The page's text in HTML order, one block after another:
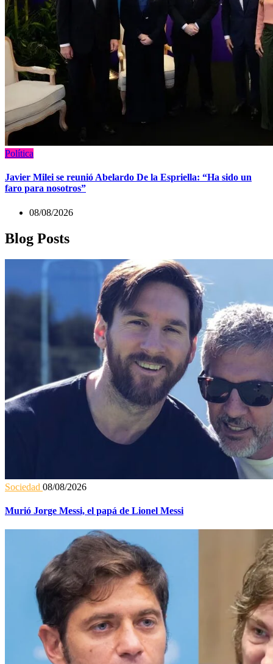
Política
Javier Milei se reunió Abelardo De la Espriella: “Ha sido un
faro para nosotros”
08/08/2026
Blog Posts
Sociedad 08/08/2026
Murió Jorge Messi, el papá de Lionel Messi